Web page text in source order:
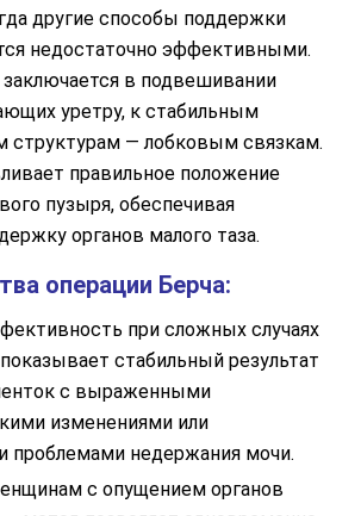
другие способы поддержки
недостаточно эффективными.
в подвешивании
уретру, к стабильным
структурам — лобковым связкам.
правильное положение
пузыря, обеспечивая
органов малого таза.
операции Берча:
при сложных случаях
стабильный результат
с выраженными
изменениями или
проблемами недержания мочи.
с опущением органов